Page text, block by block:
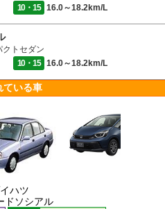
10・15 16.0～18.2km/L
トセダン
10・15 16.0～18.2km/L
ている車
ハツ
ドソシアル